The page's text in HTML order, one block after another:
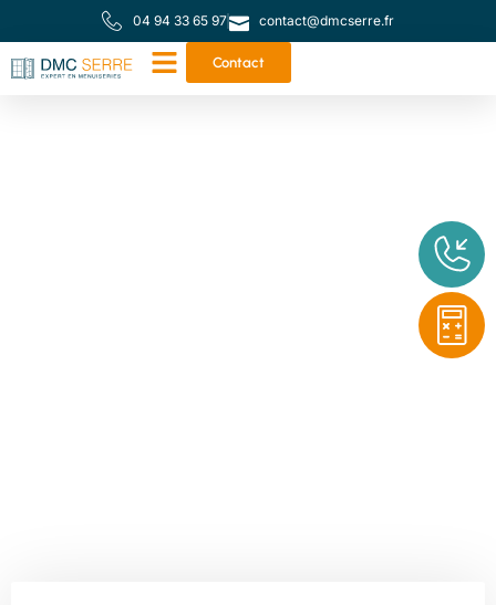
04 94 33 65 97 contact@dmcserre.fr
Contact
Votre partenaire de
proximité pour toutes